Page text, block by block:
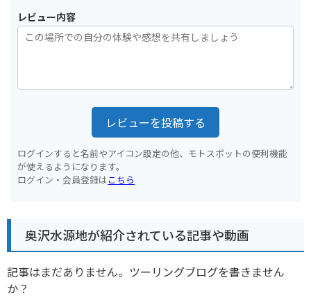
レビュー内容
レビューを投稿する
ログインすると名前やアイコン設定の他、モトスポットの便利機能
が使えるようになります。
ログイン・会員登録はこちら
奥沢水源地が紹介されている記事や動画
記事はまだありません。ツーリングブログを書きません
か？